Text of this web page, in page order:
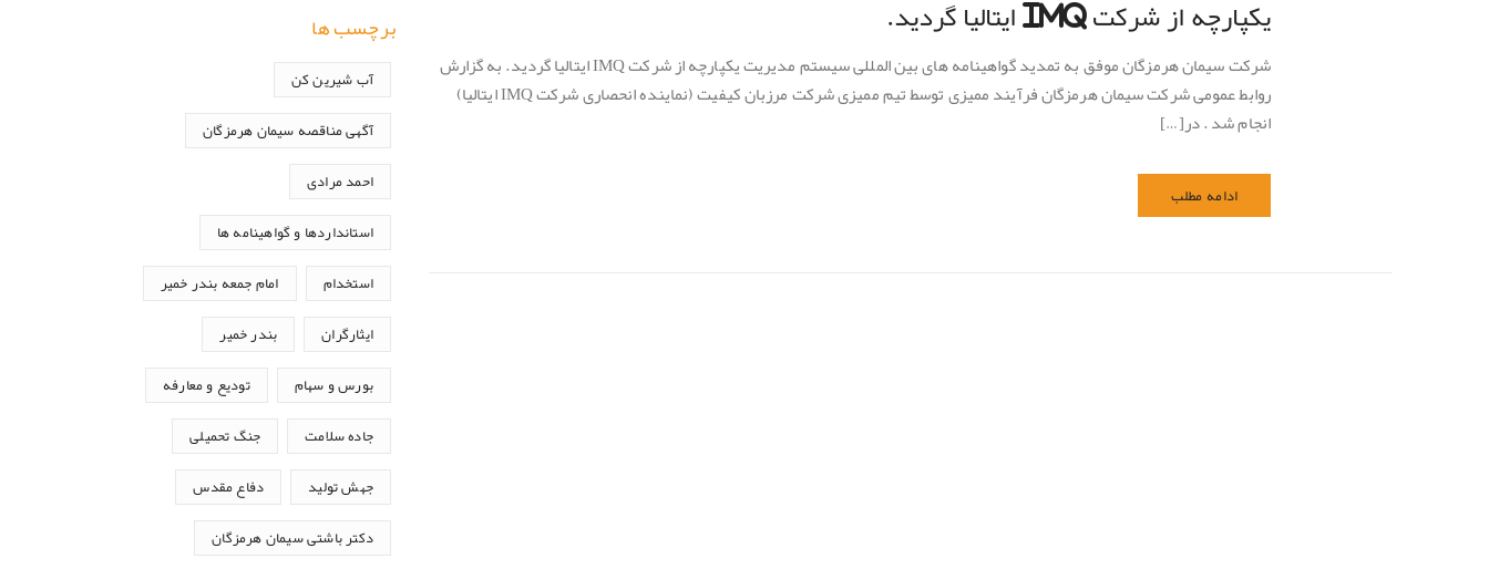
یکپارچه از شرکت IMQ ایتالیا گردید.
شرکت سیمان هرمزگان موفق به تمدید گواهینامه های بین المللی سیستم‌ مدیریت یکپارچه از شرکت IMQ ایتالیا گردید. به گزارش
روابط عمومی شرکت سیمان هرمزگان فرآیند ممیزی توسط تیم ممیزی شرکت مرزبان کیفیت (نماینده انحصاری شرکت IMQ ایتالیا)
انجام شد . در[…]
ادامه مطلب
برچسب ها
آب شیرین کن
آگهی مناقصه سیمان هرمزگان
احمد مرادی
استانداردها و گواهینامه ها
استخدام امام جمعه بندر خمیر
ایثارگران بندر خمیر
بورس و سهام تودیع و معارفه
جاده سلامت جنگ تحمیلی
جهش تولید دفاع مقدس
دکتر باشتی سیمان هرمزگان